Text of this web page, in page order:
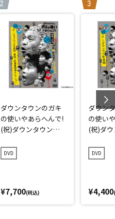
ダウンタウンのガキ
の使いやあらへんで!
(祝)ダウンタウン結
回限定永久保存版(2
8)(愛)D-1グランプリ
DVD
¥7,700(税込)
ダウン
の使い
(祝)ダ
久保存
グラン
DVD
¥4,400